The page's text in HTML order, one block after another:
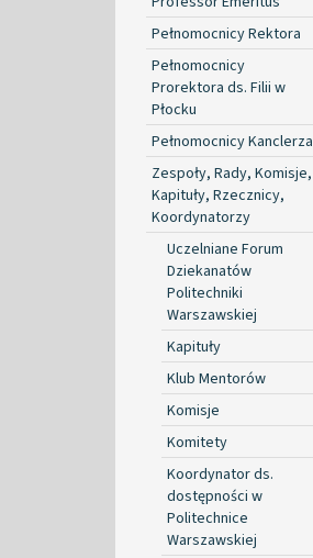
Pełnomocnicy Rektora
Pełnomocnicy
Prorektora ds. Filii w
Płocku
Pełnomocnicy Kanclerza
Zespoły, Rady, Komisje,
Kapituły, Rzecznicy,
Koordynatorzy
Uczelniane Forum
Dziekanatów
Politechniki
Warszawskiej
Kapituły
Klub Mentorów
Komisje
Komitety
Koordynator ds.
dostępności w
Politechnice
Warszawskiej